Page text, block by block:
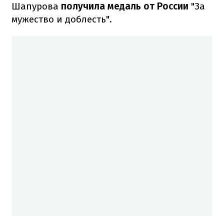
Шапурова получила медаль от России "За
мужество и доблесть".